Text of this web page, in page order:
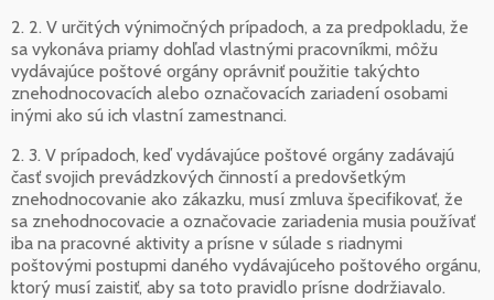
2. 2. V určitých výnimočných prípadoch, a za predpokladu, že
sa vykonáva priamy dohľad vlastnými pracovníkmi, môžu
vydávajúce poštové orgány oprávniť použitie takýchto
znehodnocovacích alebo označovacích zariadení osobami
inými ako sú ich vlastní zamestnanci.
2. 3. V prípadoch, keď vydávajúce poštové orgány zadávajú
časť svojich prevádzkových činností a predovšetkým
znehodnocovanie ako zákazku, musí zmluva špecifikovať, že
sa znehodnocovacie a označovacie zariadenia musia používať
iba na pracovné aktivity a prísne v súlade s riadnymi
poštovými postupmi daného vydávajúceho poštového orgánu,
ktorý musí zaistiť, aby sa toto pravidlo prísne dodržiavalo.